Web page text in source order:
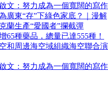
文：努力成為一個寬闊的寫
廣東“存”下綠色家底？｜漫解
蘭生產“愛國者”攔截彈
65種藥品，總量已達555種！
和周邊海空域組織海空聯合演
文：努力成為一個寬闊的寫